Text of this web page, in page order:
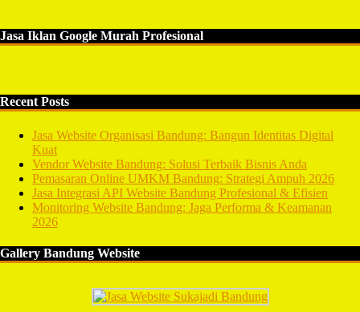
Jasa Iklan Google Murah Profesional
Recent Posts
Jasa Website Organisasi Bandung: Bangun Identitas Digital
Kuat
Vendor Website Bandung: Solusi Terbaik Bisnis Anda
Pemasaran Online UMKM Bandung: Strategi Ampuh 2026
Jasa Integrasi API Website Bandung Profesional & Efisien
Monitoring Website Bandung: Jaga Performa & Keamanan
2026
Gallery Bandung Website